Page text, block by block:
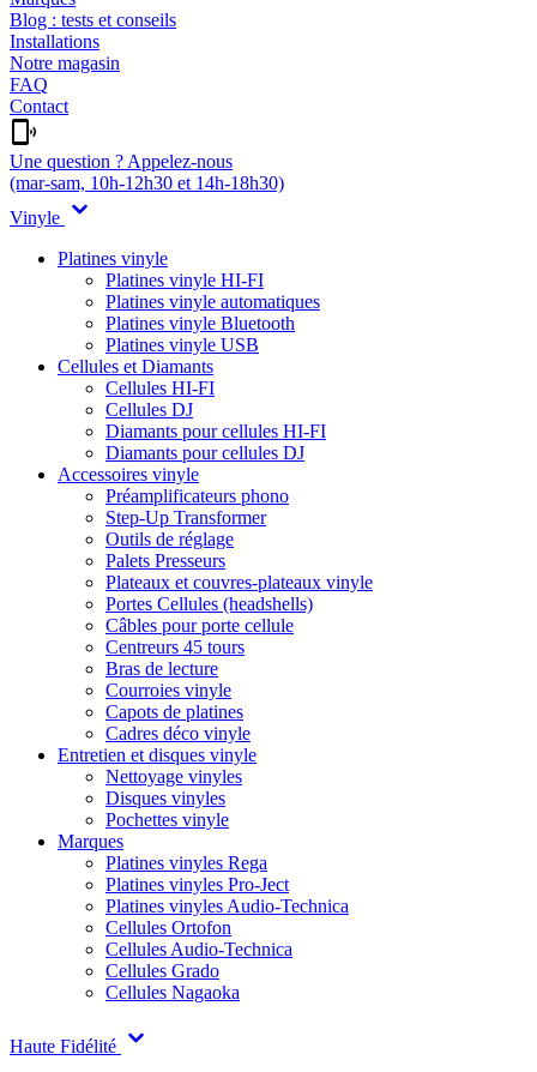
Blog : tests et conseils
Installations
Notre magasin
FAQ
Contact
Une question ? Appelez-nous
(mar-sam, 10h-12h30 et 14h-18h30)
Vinyle
Platines vinyle
Platines vinyle HI-FI
Platines vinyle automatiques
Platines vinyle Bluetooth
Platines vinyle USB
Cellules et Diamants
Cellules HI-FI
Cellules DJ
Diamants pour cellules HI-FI
Diamants pour cellules DJ
Accessoires vinyle
Préamplificateurs phono
Step-Up Transformer
Outils de réglage
Palets Presseurs
Plateaux et couvres-plateaux vinyle
Portes Cellules (headshells)
Câbles pour porte cellule
Centreurs 45 tours
Bras de lecture
Courroies vinyle
Capots de platines
Cadres déco vinyle
Entretien et disques vinyle
Nettoyage vinyles
Disques vinyles
Pochettes vinyle
Marques
Platines vinyles Rega
Platines vinyles Pro-Ject
Platines vinyles Audio-Technica
Cellules Ortofon
Cellules Audio-Technica
Cellules Grado
Cellules Nagaoka
Haute Fidélité